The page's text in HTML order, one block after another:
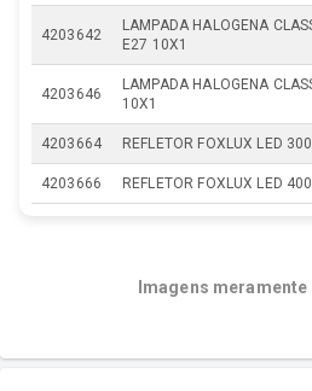
4203642
LAMPADA HALOGENA
E27 10X1
4203646
LAMPADA HALOGENA
10X1
4203664 REFLETOR FOXLUX LED
4203666 REFLETOR FOXLUX LED
Imagens